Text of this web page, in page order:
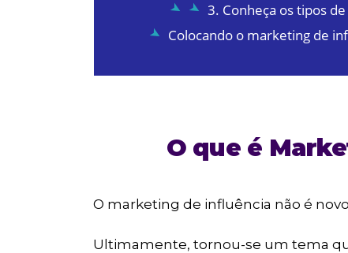
3. Conheça os tipos
Colocando o marketing de
O que é
O marketing de influência não é
Ultimamente, tornou-se um tema